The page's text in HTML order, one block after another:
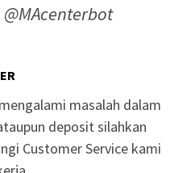
@MAcenterbot
masalah dalam
deposit silahkan
Customer Service kami